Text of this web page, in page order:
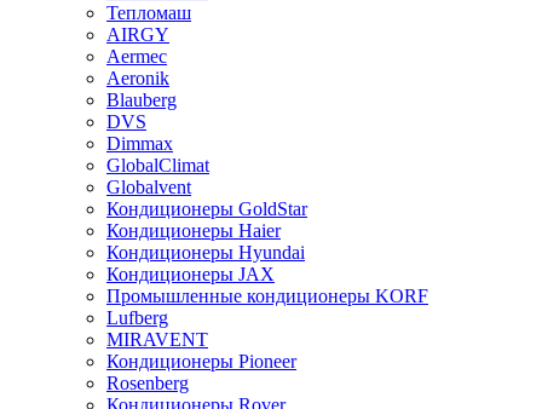
Тепломаш
AIRGY
Aermec
Aeronik
Blauberg
DVS
Dimmax
GlobalClimat
Globalvent
Кондиционеры GoldStar
Кондиционеры Haier
Кондиционеры Hyundai
Кондиционеры JAX
Промышленные кондиционеры KORF
Lufberg
MIRAVENT
Кондиционеры Pioneer
Rosenberg
Кондиционеры Rover